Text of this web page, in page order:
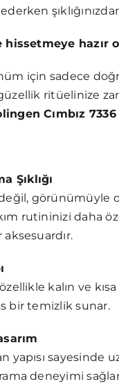
hazır
için sadece
ritüelinize
Cımbız
Şıklığı
görünümüyle
rutininizi daha
kalın ve
bir temizlik sunar.
yapısı sayesinde
deneyimi